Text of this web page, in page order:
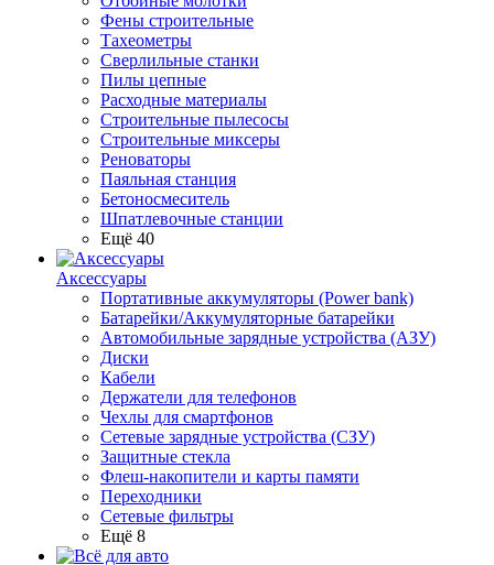
Фены строительные
Тахеометры
Сверлильные станки
Пилы цепные
Расходные материалы
Строительные пылесосы
Строительные миксеры
Реноваторы
Паяльная станция
Бетоносмеситель
Шпатлевочные станции
Ещё 40
Аксессуары
Портативные аккумуляторы (Power bank)
Батарейки/Аккумуляторные батарейки
Автомобильные зарядные устройства (АЗУ)
Диски
Кабели
Держатели для телефонов
Чехлы для смартфонов
Сетевые зарядные устройства (СЗУ)
Защитные стекла
Флеш-накопители и карты памяти
Переходники
Сетевые фильтры
Ещё 8